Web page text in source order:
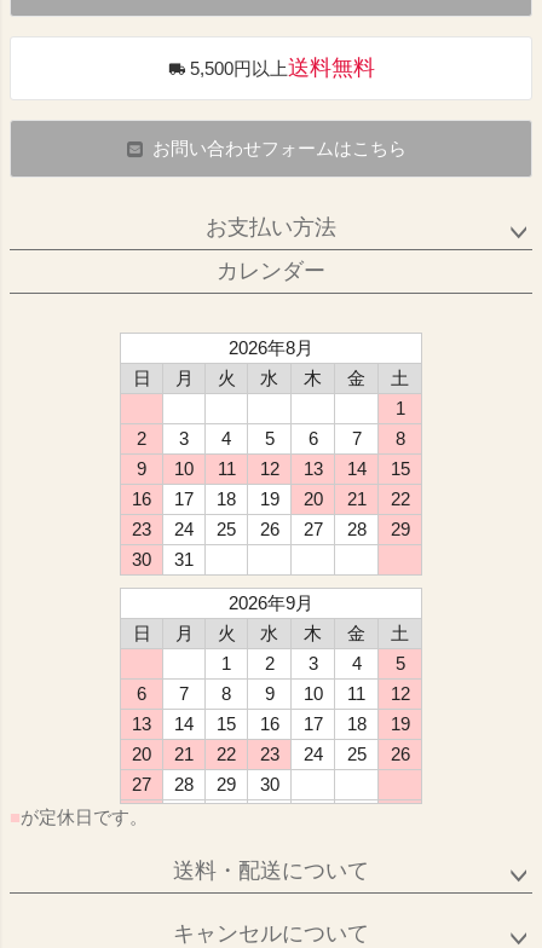
5,500円以上送料無料
お問い合わせフォームはこちら
お支払い方法
カレンダー
2026年8月
日
月 火 水 木 金
土
1
2
3 4 5 6 7
8
9
10 11 12 13 14
15
16
17 18 19 20 21
22
23
24 25 26 27 28
29
30
31
2026年9月
日
月 火 水 木 金
土
1
2 3 4
5
6
7 8 9 10 11
12
13
14 15 16 17 18
19
20
21 22 23 24 25
26
27
28 29
30
■が定休日です。
送料・配送について
キャンセルについて